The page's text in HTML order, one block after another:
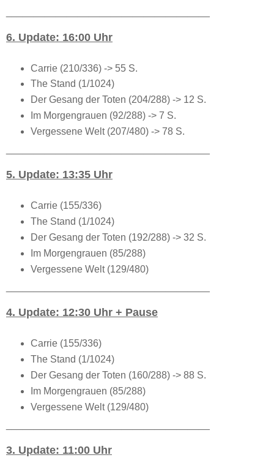
6. Update: 16:00 Uhr
Carrie (210/336) -> 55 S.
The Stand (1/1024)
Der Gesang der Toten (204/288) -> 12 S.
Im Morgengrauen (92/288) -> 7 S.
Vergessene Welt (207/480) -> 78 S.
5. Update: 13:35 Uhr
Carrie (155/336)
The Stand (1/1024)
Der Gesang der Toten (192/288) -> 32 S.
Im Morgengrauen (85/288)
Vergessene Welt (129/480)
4. Update: 12:30 Uhr + Pause
Carrie (155/336)
The Stand (1/1024)
Der Gesang der Toten (160/288) -> 88 S.
Im Morgengrauen (85/288)
Vergessene Welt (129/480)
3. Update: 11:00 Uhr